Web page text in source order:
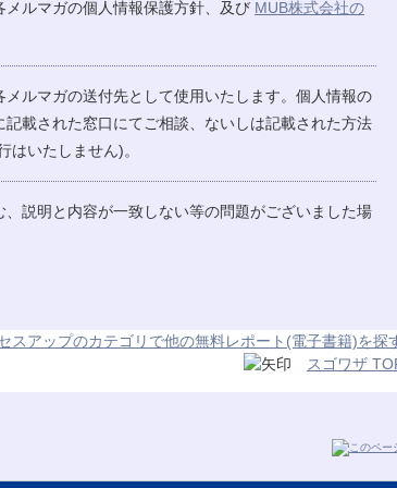
ルマガの個人情報保護方針、及び MUB株式会社の
ルマガの送付先として使用いたします。個人情報の
載された窓口にてご相談、ないしは記載された方法
はいたしません)。
説明と内容が一致しない等の問題がございました場
スアップのカテゴリで他の無料レポート(電子書籍)を探
スゴワザ